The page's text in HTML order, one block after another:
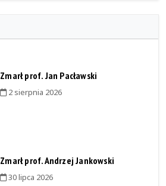
Zmarł prof. Jan Pacławski
2 sierpnia 2026
Zmarł prof. Andrzej Jankowski
30 lipca 2026